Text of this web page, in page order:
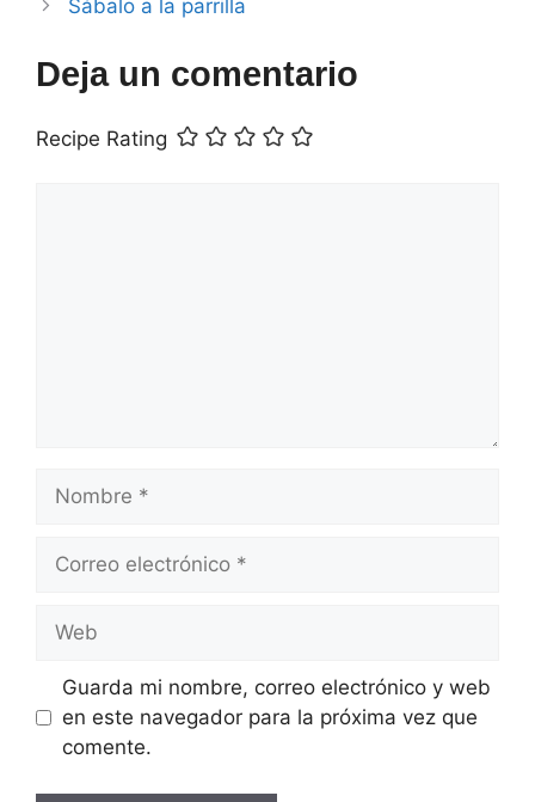
Sábalo a la parrilla
Deja un comentario
Recipe Rating
Nombre
Correo
Web
Guarda mi nombre, correo electrónico y web
en este navegador para la próxima vez que
comente.